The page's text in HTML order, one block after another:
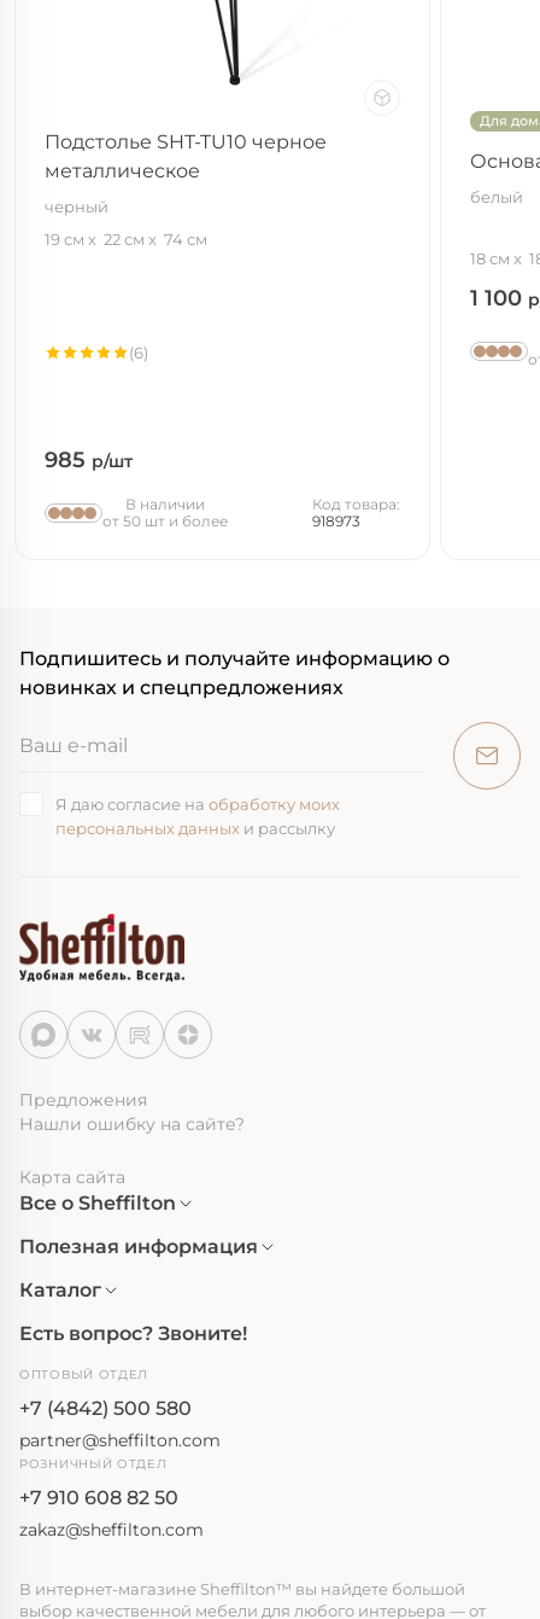
Подстолье SHT-TU10 черное
металлическое
черный
19 см
22 см 74 см
985 р/шт
(6)
В наличии
от 50 шт и более
Код товара:
918973
Для
белый
18 см
1 100
Подпишитесь и получайте информацию о
новинках и спецпредложениях
Я даю согласие на обработку моих
персональных данных и рассылку
Предложения
Нашли ошибку на сайте?
Карта сайта
Все о Sheffilton
Полезная информация
Каталог
Есть вопрос? Звоните!
ОПТОВЫЙ ОТДЕЛ
+7 (4842) 500 580
partner@sheffilton.com
РОЗНИЧНЫЙ ОТДЕЛ
+7 910 608 82 50
zakaz@sheffilton.com
В интернет-магазине Sheffilton™ вы найдете большой
выбор качественной мебели для любого интерьера — от